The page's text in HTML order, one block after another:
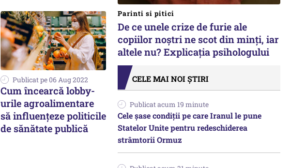
Publicat pe 06 Aug 2022
Cum încearcă lobby-
urile agroalimentare
să influențeze politicile
de sănătate publică
Parinti si pitici
De ce unele crize de furie ale
copiilor noștri ne scot din minți, iar
altele nu? Explicația psihologului
CELE MAI NOI ȘTIRI
Publicat acum 19 minute
Cele șase condiții pe care Iranul le pune
Statelor Unite pentru redeschiderea
strâmtorii Ormuz